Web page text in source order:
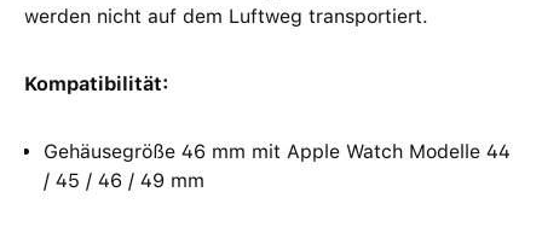
werden nicht auf dem Luftweg transportiert.
Kompatibilität:
Gehäusegröße 46 mm mit Apple Watch Modelle 44
/ 45 / 46 / 49 mm